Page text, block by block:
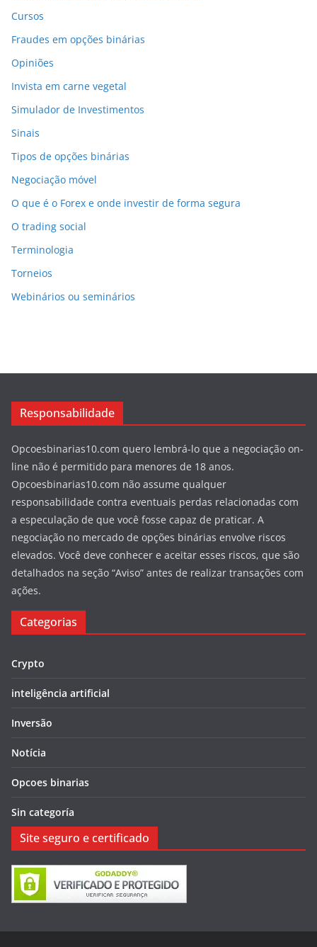
Cursos
Fraudes em opções binárias
Opiniões
Invista em carne vegetal
Simulador de Investimentos
Sinais
Tipos de opções binárias
Negociação móvel
O que é o Forex e onde investir de forma segura
O trading social
Terminologia
Torneios
Webinários ou seminários
Responsabilidade
Opcoesbinarias10.com quero lembrá-lo que a negociação on-
line não é permitido para menores de 18 anos.
Opcoesbinarias10.com não assume qualquer
responsabilidade contra eventuais perdas relacionadas com
a especulação de que você fosse capaz de praticar. A
negociação no mercado de opções binárias envolve riscos
elevados. Você deve conhecer e aceitar esses riscos, que são
detalhados na seção “Aviso” antes de realizar transações com
ações.
Categorias
Crypto
inteligência artificial
Inversão
Notícia
Opcoes binarias
Sin categoría
Site seguro e certificado